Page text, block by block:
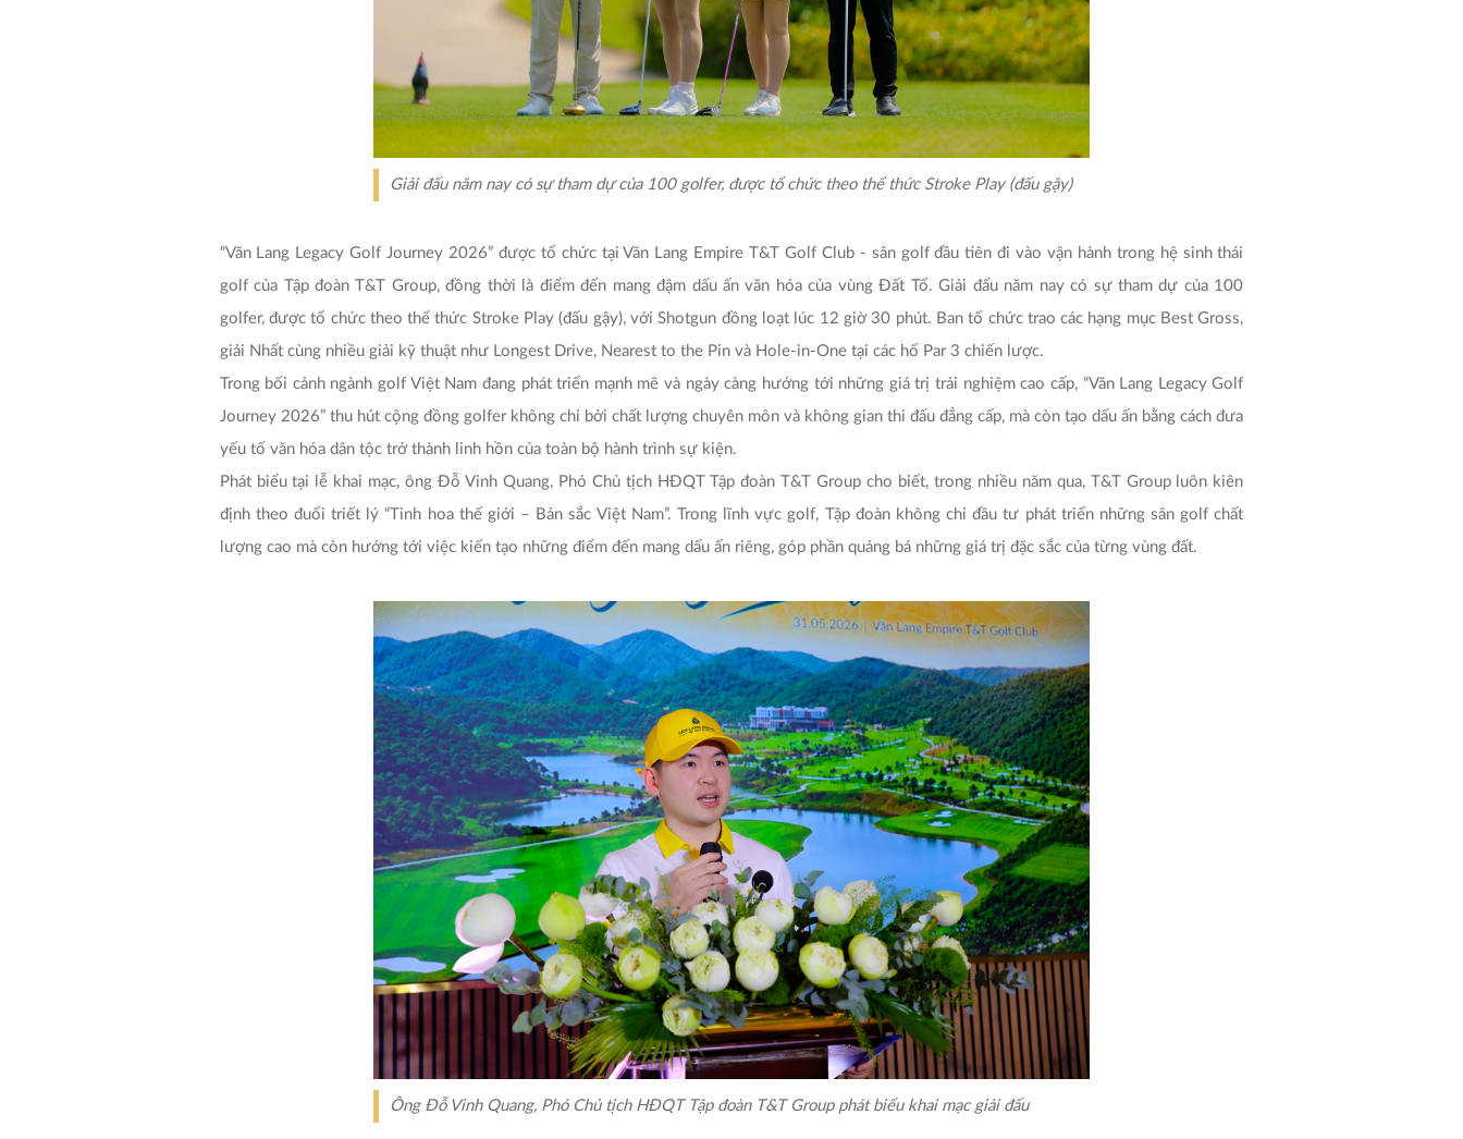
Giải đấu năm nay có sự tham dự của 100 golfer, được tổ chức theo thể thức Stroke Play (đấu gậy)
“Văn Lang Legacy Golf Journey 2026” được tổ chức tại Văn Lang Empire T&T Golf Club - sân golf đầu tiên đi vào vận hành trong hệ sinh thái
golf của Tập đoàn T&T Group, đồng thời là điểm đến mang đậm dấu ấn văn hóa của vùng Đất Tổ. Giải đấu năm nay có sự tham dự của 100
golfer, được tổ chức theo thể thức Stroke Play (đấu gậy), với Shotgun đồng loạt lúc 12 giờ 30 phút. Ban tổ chức trao các hạng mục Best Gross,
giải Nhất cùng nhiều giải kỹ thuật như Longest Drive, Nearest to the Pin và Hole-in-One tại các hố Par 3 chiến lược.
Trong bối cảnh ngành golf Việt Nam đang phát triển mạnh mẽ và ngày càng hướng tới những giá trị trải nghiệm cao cấp, “Văn Lang Legacy Golf
Journey 2026” thu hút cộng đồng golfer không chỉ bởi chất lượng chuyên môn và không gian thi đấu đẳng cấp, mà còn tạo dấu ấn bằng cách đưa
yếu tố văn hóa dân tộc trở thành linh hồn của toàn bộ hành trình sự kiện.
Phát biểu tại lễ khai mạc, ông Đỗ Vinh Quang, Phó Chủ tịch HĐQT Tập đoàn T&T Group cho biết, trong nhiều năm qua, T&T Group luôn kiên
định theo đuổi triết lý “Tinh hoa thế giới – Bản sắc Việt Nam”. Trong lĩnh vực golf, Tập đoàn không chỉ đầu tư phát triển những sân golf chất
lượng cao mà còn hướng tới việc kiến tạo những điểm đến mang dấu ấn riêng, góp phần quảng bá những giá trị đặc sắc của từng vùng đất.
Ông Đỗ Vinh Quang, Phó Chủ tịch HĐQT Tập đoàn T&T Group phát biểu khai mạc giải đấu